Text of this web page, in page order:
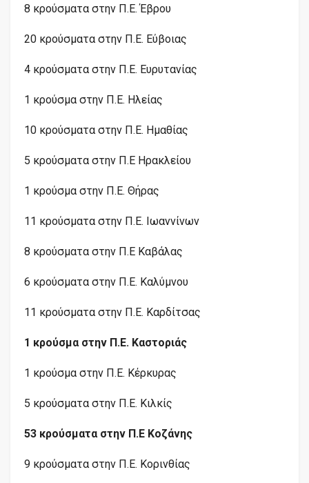
8 κρούσματα στην Π.Ε. Έβρου
20 κρούσματα στην Π.Ε. Εύβοιας
4 κρούσματα στην Π.Ε. Ευρυτανίας
1 κρούσμα στην Π.Ε. Ηλείας
10 κρούσματα στην Π.Ε. Ημαθίας
5 κρούσματα στην Π.Ε Ηρακλείου
1 κρούσμα στην Π.Ε. Θήρας
11 κρούσματα στην Π.Ε. Ιωαννίνων
8 κρούσματα στην Π.Ε Καβάλας
6 κρούσματα στην Π.Ε. Καλύμνου
11 κρούσματα στην Π.Ε. Καρδίτσας
1 κρούσμα στην Π.Ε. Καστοριάς
1 κρούσμα στην Π.Ε. Κέρκυρας
5 κρούσματα στην Π.Ε. Κιλκίς
53 κρούσματα στην Π.Ε Κοζάνης
9 κρούσματα στην Π.Ε. Κορινθίας